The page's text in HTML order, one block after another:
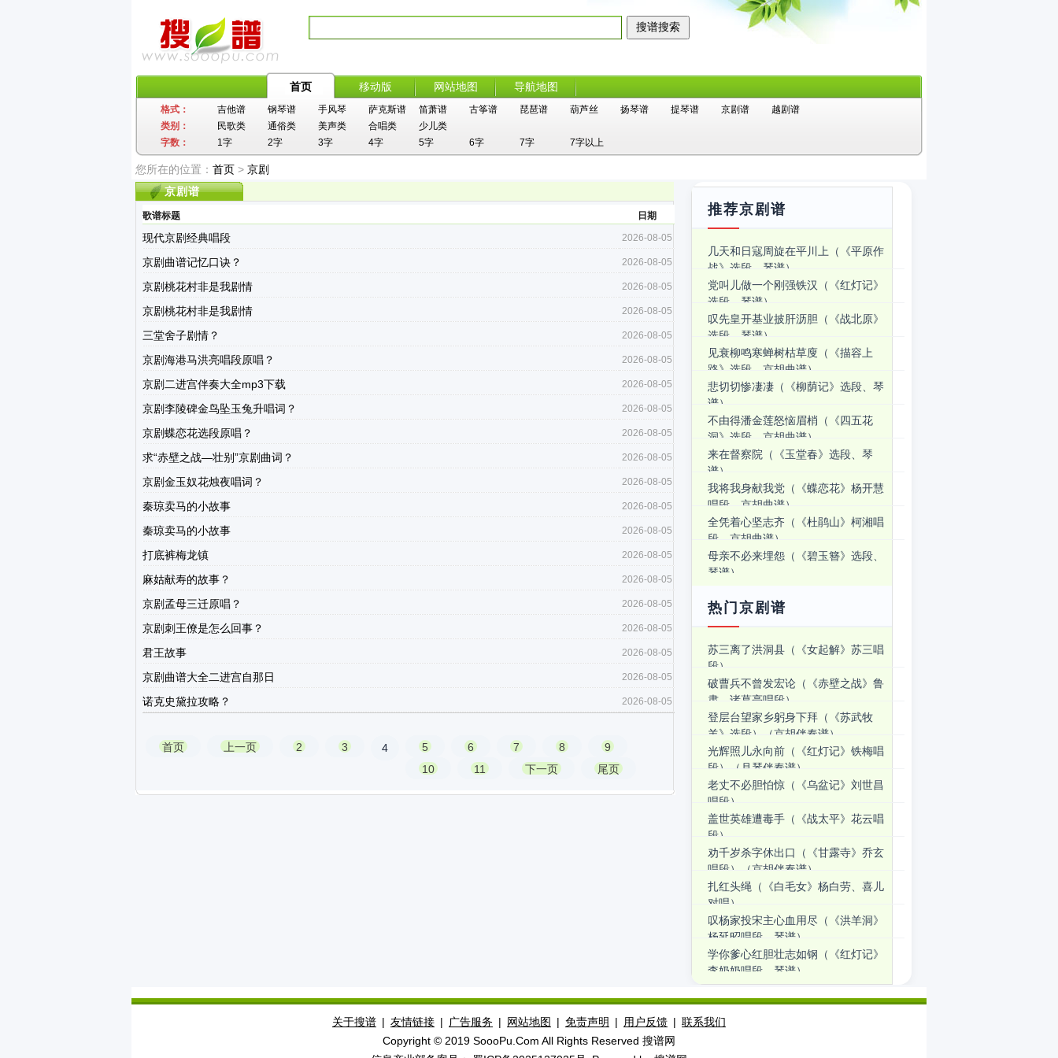
首页 移动版 网站地图 导航地图
格式： 吉他谱 钢琴谱 手风琴 萨克斯谱 笛萧谱 古筝谱 琵琶谱 葫芦丝 扬琴谱 提琴谱 京剧谱
越剧谱
类别：
民歌类 通俗类 美声类 合唱类
少儿类
字数：
1字 2字 3字 4字 5字 6字 7字 7字以上
您所在的位置： 首页 > 京剧
京剧谱
歌谱标题 日期
现代京剧经典唱段 2026-08-05
京剧曲谱记忆口诀？ 2026-08-05
京剧桃花村非是我剧情 2026-08-05
京剧桃花村非是我剧情 2026-08-05
三堂舍子剧情？ 2026-08-05
京剧海港马洪亮唱段原唱？ 2026-08-05
京剧二进宫伴奏大全mp3下载 2026-08-05
京剧李陵碑金鸟坠玉兔升唱词？ 2026-08-05
京剧蝶恋花选段原唱？ 2026-08-05
求“赤壁之战—壮别”京剧曲词？ 2026-08-05
京剧金玉奴花烛夜唱词？ 2026-08-05
秦琼卖马的小故事 2026-08-05
秦琼卖马的小故事 2026-08-05
打底裤梅龙镇 2026-08-05
麻姑献寿的故事？ 2026-08-05
京剧孟母三迁原唱？ 2026-08-05
京剧刺王僚是怎么回事？ 2026-08-05
君王故事 2026-08-05
京剧曲谱大全二进宫自那日 2026-08-05
诺克史黛拉攻略？ 2026-08-05
首页 上一页 2 3 4 5 6 7 8
9
10
11 下一页 尾页
推荐京剧谱
几天和日寇周旋在平川上（《平原作
战》选段、琴谱）
党叫儿做一个刚强铁汉（《红灯记》
选段、琴谱）
叹先皇开基业披肝沥胆（《战北原》
选段、琴谱）
见衰柳鸣寒蝉树枯草廋（《描容上
路》选段、京胡曲谱）
悲切切惨凄凄（《柳荫记》选段、琴
谱）
不由得潘金莲怒恼眉梢（《四五花
洞》选段、京胡曲谱）
来在督察院（《玉堂春》选段、琴
谱）
我将我身献我党（《蝶恋花》杨开慧
唱段、京胡曲谱）
全凭着心坚志齐（《杜鹃山》柯湘唱
段、京胡曲谱）
母亲不必来埋怨（《碧玉簪》选段、
琴谱）
热门京剧谱
苏三离了洪洞县（《女起解》苏三唱
段）
破曹兵不曾发宏论（《赤壁之战》鲁
肃、诸葛亮唱段）
登层台望家乡躬身下拜（《苏武牧
羊》选段）（京胡伴奏谱）
光辉照儿永向前（《红灯记》铁梅唱
段）（月琴伴奏谱）
老丈不必胆怕惊（《乌盆记》刘世昌
唱段）
盖世英雄遭毒手（《战太平》花云唱
段）
劝千岁杀字休出口（《甘露寺》乔玄
唱段）（京胡伴奏谱）
扎红头绳（《白毛女》杨白劳、喜儿
对唱）
叹杨家投宋主心血用尽（《洪羊洞》
杨延昭唱段、琴谱）
学你爹心红胆壮志如钢（《红灯记》
李奶奶唱段、琴谱）
关于搜谱 | 友情链接 | 广告服务 | 网站地图 | 免责声明 | 用户反馈 | 联系我们
Copyright © 2019 SoooPu.Com All Rights Reserved 搜谱网